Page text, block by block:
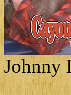
Johnny